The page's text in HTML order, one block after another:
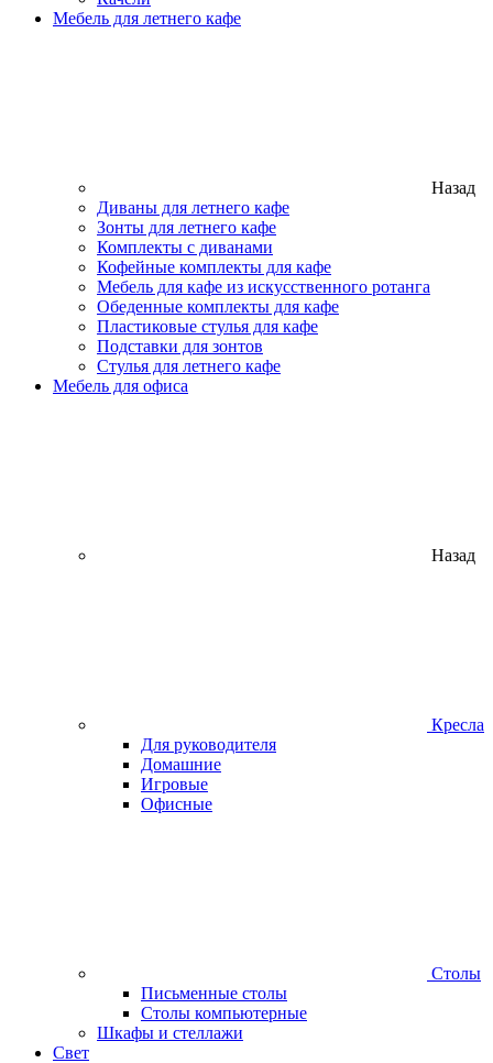
Мебель для летнего кафе
Назад
Диваны для летнего кафе
Зонты для летнего кафе
Комплекты с диванами
Кофейные комплекты для кафе
Мебель для кафе из искусственного ротанга
Обеденные комплекты для кафе
Пластиковые стулья для кафе
Подставки для зонтов
Стулья для летнего кафе
Мебель для офиса
Назад
Кресла
Для руководителя
Домашние
Игровые
Офисные
Столы
Письменные столы
Столы компьютерные
Шкафы и стеллажи
Свет